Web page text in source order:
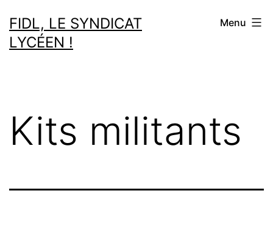
au
contenu
FIDL, LE SYNDICAT
LYCÉEN !
Menu
Kits militants